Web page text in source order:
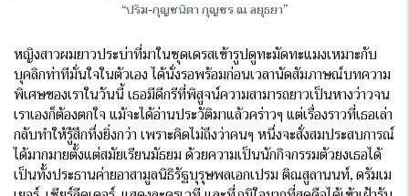
“ปริม-กุญชนิตา กุญชร ณ อยุธยา”
หญิงสาวผมยาวประบ่าที่มาในชุดเดรสเข้ารูปดูทะมัดทะแมงเหมาะกับ
บุคลิกท่าทีมั่นใจในตัวเอง ได้นั่งรอพร้อมก่อนเวลานัดสัมภาษณ์บทความ
พิเศษของเราในวันนี้ เธอมีดีกรีที่พิสูจน์ความสามารถยาวเป็นหางว่าวจน
เราเองก็ต้องตกใจ แม้จะได้อ่านประวัติมาแล้วคร่าวๆ แต่เรื่องราวที่เธอเล่า
กลับทำให้รู้สึกทึ่งยิ่งกว่า เพราะคิดไม่ถึงว่าคนๆ หนึ่งจะสั่งสมประสบการณ์
ได้มากมายตั้งแต่สมัยเรียนมัธยม ด้วยความเป็นนักกิจกรรมตัวยงเธอได้
เป็นทั้งประธานค่ายอาสามูลนิธิรัฐบุรุษพลเอกเปรม ติณสูลานนท์, ดรัมเม